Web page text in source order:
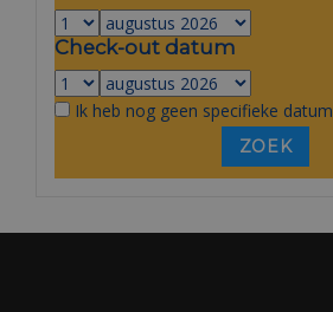
Check-out datum
Ik heb nog geen specifieke datum